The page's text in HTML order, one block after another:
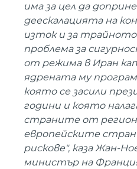
има за цел да
деескалацията на
изток и за
проблема за
от режима в Иран
ядрената му
която се засили
години и която
страните от
европейските
рискове", каза Жан-
министър на